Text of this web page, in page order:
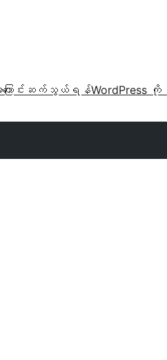
ြောင်း ဆက်သွယ်ရန်WordPress